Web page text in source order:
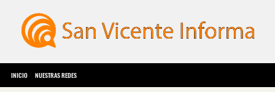
INICIO NUESTRAS REDES